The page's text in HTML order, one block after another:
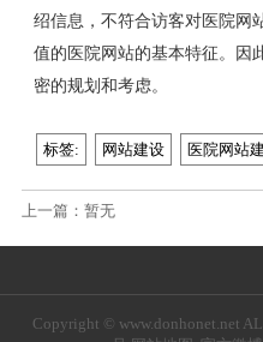
绍信息，不符合访客对医院网
值的医院网站的基本特征。因
密的规划和考虑。
标签: 网站建设 医院网站
上一篇：暂无
Copyright © www.donhonet.net